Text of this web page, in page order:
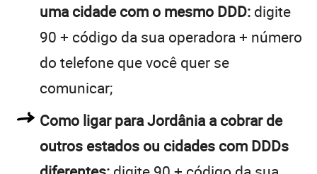
uma cidade com o mesmo DDD: digite
90 + código da sua operadora + número
do telefone que você quer se
comunicar;
Como ligar para Jordânia a cobrar de
outros estados ou cidades com DDDs